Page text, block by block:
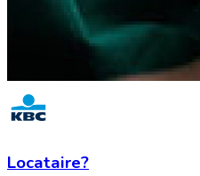
Locataire?